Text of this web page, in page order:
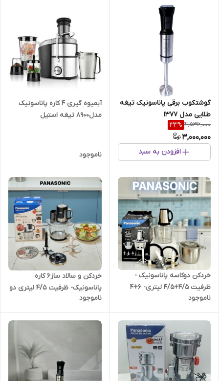
گوشتکوب برقی پاناسونیک تیغه
طلایی مدل 1377
4,536,000
33%
3,000,000
افزودن به سبد
آبمیوه گیری 4 کاره پاناسونیک
مدل8900 تیغه استیل
ناموجود
خردکن دوکاسه پاناسونیک -
ظرفیت 4/5+4/5 لیتری- 6+4
تیغه تیتانیوم طلایی همراه با
سیر پوست کن و همزن- قدرت
4500W وات مدل NI-2200
ناموجود
خردکن و سالاد ساز6 کاره
پاناسونیک- ظرفیت 4/5 لیتری دو
مخزنه- موتور دیجیتال قدرت
3000W وات مدل SL2030
ناموجود